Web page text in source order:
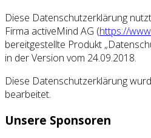
Diese Datenschutzerklärung
Firma activeMind AG (https://
bereitgestellte Produkt
in der Version vom 24.09.2018.
Diese Datenschutzerklärung
bearbeitet.
Unsere Sponsoren